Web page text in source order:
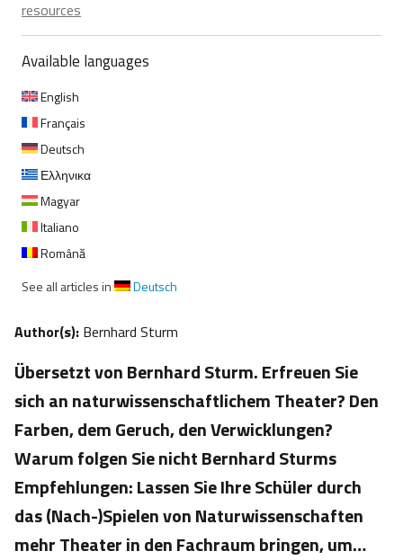
resources
Available languages
English
Français
Deutsch
Ελληνικα
Magyar
Italiano
Română
See all articles in
Deutsch
Author(s): Bernhard Sturm
Übersetzt von Bernhard Sturm. Erfreuen Sie
sich an naturwissenschaftlichem Theater? Den
Farben, dem Geruch, den Verwicklungen?
Warum folgen Sie nicht Bernhard Sturms
Empfehlungen: Lassen Sie Ihre Schüler durch
das (Nach-)Spielen von Naturwissenschaften
mehr Theater in den Fachraum bringen, um…